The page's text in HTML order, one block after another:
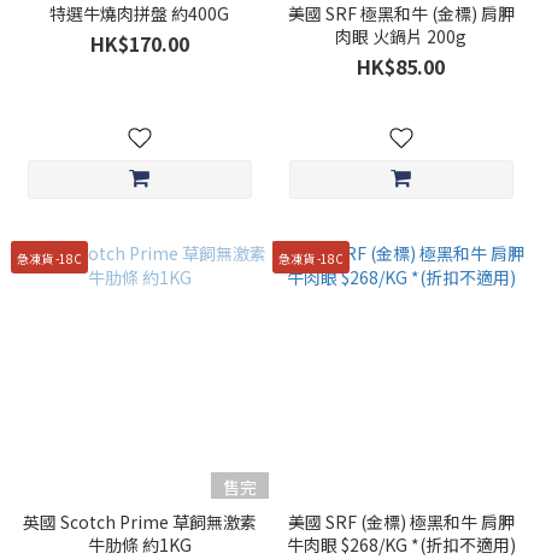
特選牛燒肉拼盤 約400G
HK$170.00
美國 SRF 極黑和牛 (金標) 肩胛
肉眼 火鍋片 200g
HK$85.00
急凍貨 -18C
售完
英國 Scotch Prime 草飼無激素
牛肋條 約1KG
急凍貨 -18C
美國 SRF (金標) 極黑和牛 肩胛
牛肉眼 $268/KG *(折扣不適用)